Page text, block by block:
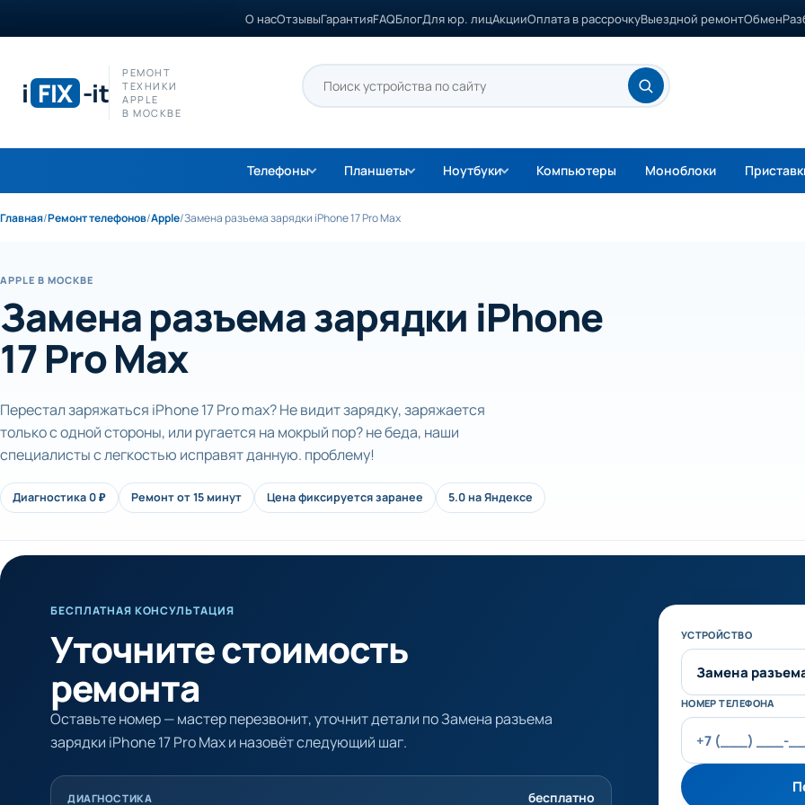
О насОтзывыГарантияFAQБлогДля юр. лицАкцииОплата в рассрочкуВыездной ремонтОбмен
i FIX -it
РЕМОНТ
ТЕХНИКИ
APPLE
В МОСКВЕ
Телефоны Планшеты Ноутбуки Компьютеры Моноблоки
Главная/Ремонт телефонов/Apple/Замена разъема зарядки iPhone 17 Pro Max
APPLE В МОСКВЕ
Замена разъема зарядки iPhone
17 Pro Max
Перестал заряжаться iPhone 17 Pro max? Не видит зарядку, заряжается
только с одной стороны, или ругается на мокрый пор? не беда, наши
специалисты с легкостью исправят данную. проблему!
Диагностика 0 ₽ Ремонт от 15 минут Цена фиксируется заранее 5.0 на Яндексе
БЕСПЛАТНАЯ КОНСУЛЬТАЦИЯ
Уточните стоимость
ремонта
Оставьте номер — мастер перезвонит, уточнит детали по Замена разъема
зарядки iPhone 17 Pro Max и назовёт следующий шаг.
ДИАГНОСТИКА бесплатно
Не заполняйте это
УСТРОЙСТВО
НОМЕР ТЕЛЕФОНА